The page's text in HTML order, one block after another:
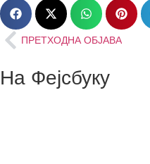
ПРЕТХОДНА ОБЈАВА
На Фејсбуку